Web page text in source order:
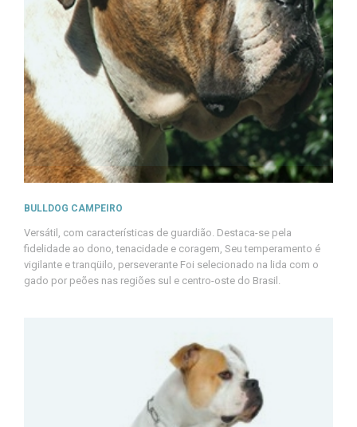
BULLDOG CAMPEIRO
Versátil, com características de guardião. Destaca-se pela
fidelidade ao dono, tenacidade e coragem, Seu temperamento é
vigilante e tranqüilo, perseverante Foi selecionado na lida com o
gado por peões nas regiões sul e centro-oste do Brasil.